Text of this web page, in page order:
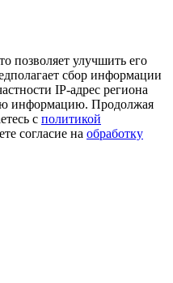
позволяет улучшить его
сбор информации
IP-адрес региона
информацию. Продолжая
с политикой
согласие на обработку